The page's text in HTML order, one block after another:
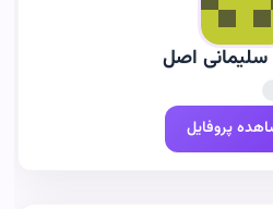
سلیمانی اصل
پروفایل